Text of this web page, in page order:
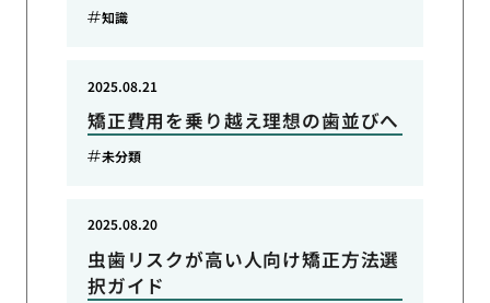
知識
矯正費用を乗り越え理想の歯並びへ
2025.08.21
未分類
虫歯リスクが高い人向け矯正方法選
択ガイド
2025.08.20